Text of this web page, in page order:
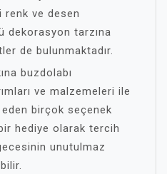
renk ve desen
dekorasyon tarzına
de bulunmaktadır.
buzdolabı
ve malzemeleri ile
birçok seçenek
hediye olarak tercih
unutulmaz